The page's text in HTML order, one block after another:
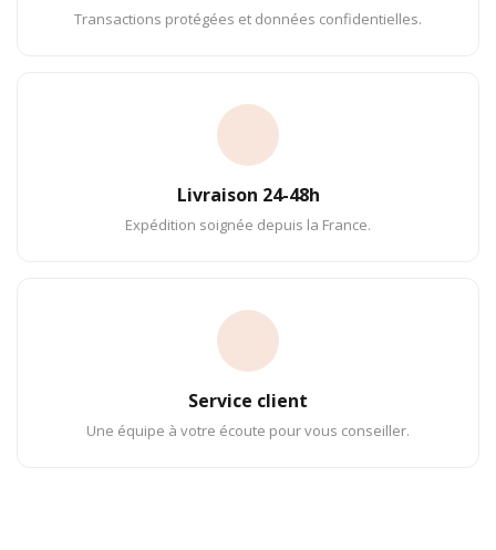
Transactions protégées et données confidentielles.
Livraison 24-48h
Expédition soignée depuis la France.
Service client
Une équipe à votre écoute pour vous conseiller.